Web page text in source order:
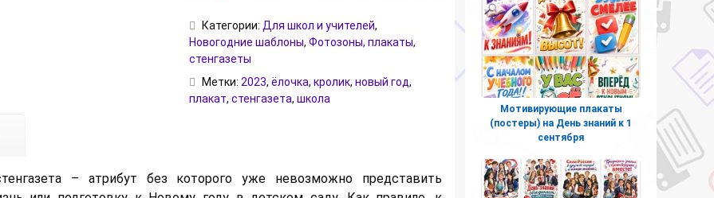
Категории: Для школ и учителей,
Новогодние шаблоны, Фотозоны, плакаты,
стенгазеты
Метки: 2023, ёлочка, кролик, новый год,
плакат, стенгазета, школа
– атрибут без которого уже невозможно представить
Мотивирующие плакаты
(постеры) на День знаний к 1
сентября